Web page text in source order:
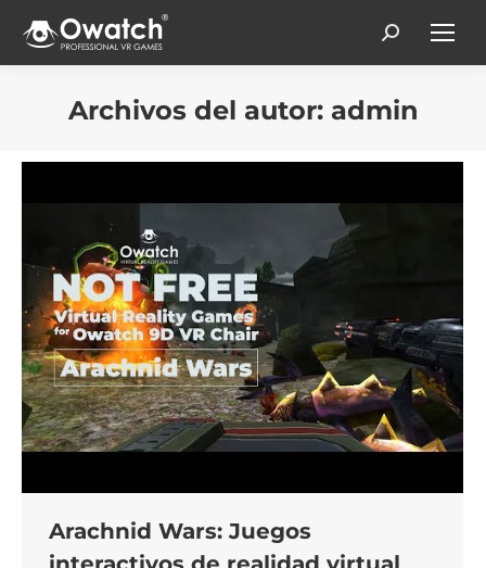
Search:
Archivos del autor: admin
Arachnid Wars: Juegos